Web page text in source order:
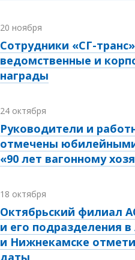
20 ноября
Сотрудники «СГ-
ведомственные и
награды
24 октября
Руководители и
отмечены
«90 лет вагонному
18 октября
Октябрьский филиал
и его подразделения
и Нижнекамске
даты